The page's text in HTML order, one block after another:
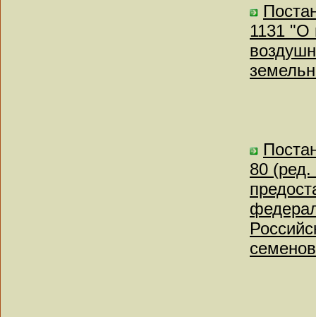
1131 "О
80